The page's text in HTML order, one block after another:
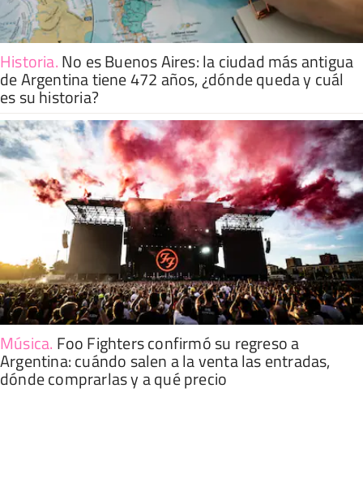
Historia.No es Buenos Aires: la ciudad más antigua
de Argentina tiene 472 años, ¿dónde queda y cuál
es su historia?
Música. Foo Fighters confirmó su regreso a
Argentina: cuándo salen a la venta las entradas,
dónde comprarlas y a qué precio